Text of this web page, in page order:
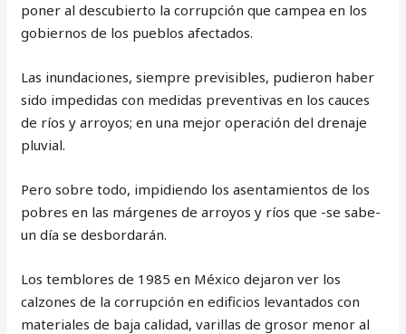
poner al descubierto la corrupción que campea en los
gobiernos de los pueblos afectados.
Las inundaciones, siempre previsibles, pudieron haber
sido impedidas con medidas preventivas en los cauces
de ríos y arroyos; en una mejor operación del drenaje
pluvial.
Pero sobre todo, impidiendo los asentamientos de los
pobres en las márgenes de arroyos y ríos que -se sabe-
un día se desbordarán.
Los temblores de 1985 en México dejaron ver los
calzones de la corrupción en edificios levantados con
materiales de baja calidad, varillas de grosor menor al